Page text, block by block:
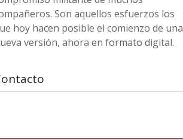
Son aquellos esfuerzos los
hoy hacen posible el comienzo de una
versión, ahora en formato digital.